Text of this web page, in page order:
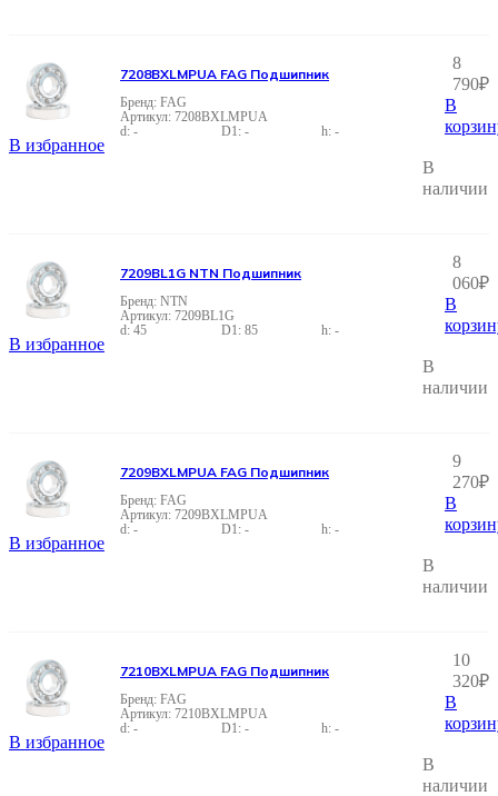
В избранное
7208BXLMPUA
-
- -
FAG
7208BXLMPUA FAG Подшипник
8
790₽
В
В
наличии
В избранное
7209BL1G
45
85 -
NTN
7209BL1G NTN Подшипник
8
060₽
В
В
наличии
В избранное
7209BXLMPUA
-
- -
FAG
7209BXLMPUA FAG Подшипник
9
270₽
В
В
наличии
В избранное
7210BXLMPUA
-
- -
FAG
7210BXLMPUA FAG Подшипник
10
320₽
В
В
наличии